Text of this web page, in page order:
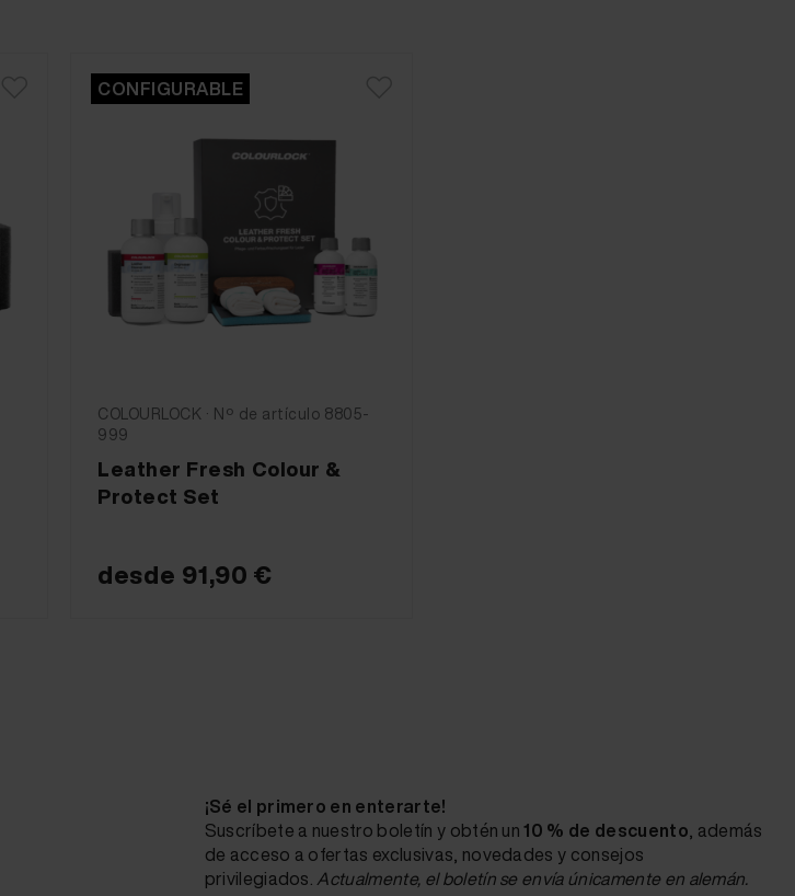
CONFIGURABLE
COLOURLOCK · Nº de artículo 8805-
999
Leather Fresh Colour &
Protect Set
desde 91,90 €
¡Sé el primero en enterarte!
Suscríbete a nuestro boletín y obtén un10 % de descuento, además
de acceso a ofertas exclusivas, novedades y consejos
privilegiados.Actualmente, el boletín se envía únicamente en alemán.